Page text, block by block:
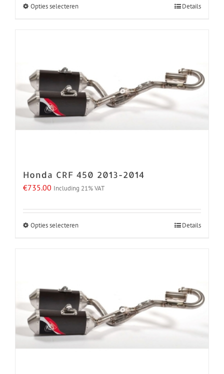
Opties selecterenDit
Deze
optie
kan
gekozen
productpagina
Details
Honda CRF 450 2013-2014
€735.00 Including 21% VAT
Opties selecterenDit
Deze
optie
kan
gekozen
Details